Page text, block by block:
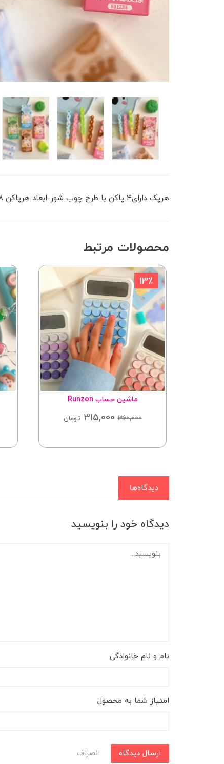
هرپک دارای۴ پاکن با طرح چوب شور-ابعاد هرپاکن ۸در۰/۸سانتی متر-پاک کنندگی خوب
محصولات مرتبط
13٪
ماشین حساب Runzon
360,000
315,000 تومان
دیدگاه‌ها
دیدگاه خود را بنویسید
نام و نام خانوادگی
امتیاز شما به محصول
ارسال دیدگاه انصراف